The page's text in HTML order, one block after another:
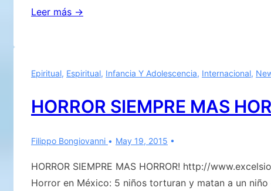
próximo…!?
Fátima
El
y
Revelación
Leer más →
Epiritual, Espiritual, Infancia Y Adolescencia, Internacional,
HORROR SIEMPRE MAS
Filippo Bongiovanni May 19, 2015
HORROR SIEMPRE MAS HORROR! http://
Horror en México: 5 niños torturan y matan a un niño